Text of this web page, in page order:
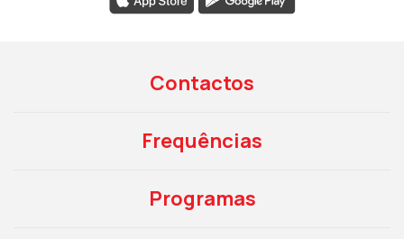
Contactos
Frequências
Programas